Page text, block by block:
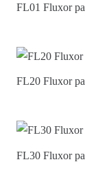
FL01 Fluxor
FL20 Fluxor
FL30 Fluxor